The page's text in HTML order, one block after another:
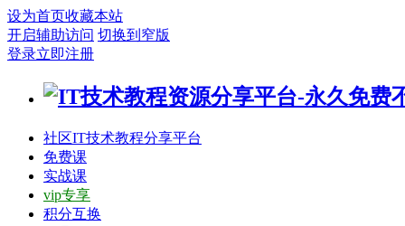
设为首页收藏本站
开启辅助访问 切换到窄版
登录立即注册
社区IT技术教程分享平台
免费课
实战课
vip专享
积分互换